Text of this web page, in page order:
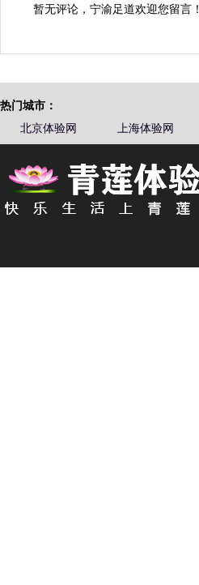
暂无评论，宁渝足道欢迎您留言！
热门城市：
北京体验网
上海体验网